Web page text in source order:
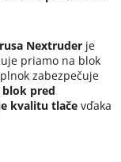
Nextruder je
priamo na blok
zabezpečuje
pred
kvalitu tlače vďaka